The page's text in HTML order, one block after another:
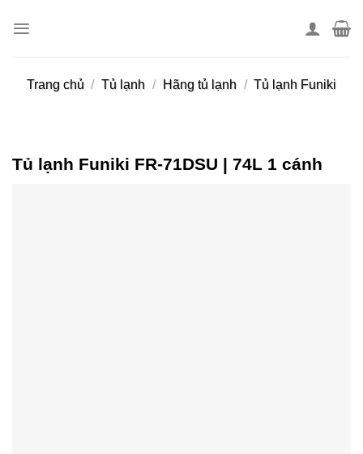
Trang chủ / Tủ lạnh / Hãng tủ lạnh / Tủ lạnh Funiki
Tủ lạnh Funiki FR-71DSU | 74L 1 cánh